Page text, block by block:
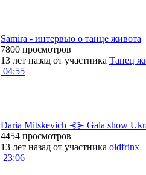
Samira - интервью о танце живота
7800 просмотров
13 лет назад от участника Танец
04:55
Daria Mitskevich ⊰⊱ Gala show
4454 просмотров
13 лет назад от участника oldfrinx
23:06